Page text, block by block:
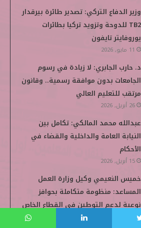
وزير الدفاع التركي: تصدير طائرة بيرقدار
TB2 للدوحة وتزويد تركيا بطائرات
يوروفايتر تايفون
11 مايو, 2026
د. حارب الجابري: لا زيادة في رسوم
الجامعات بدون موافقة رسمية.. وقانون
مرتقب للتعليم العالي
26 أبريل, 2026
عبدالله محمد المالكي: تكامل بين
النيابة العامة والداخلية والقضاء في
الأحكام
15 أبريل, 2026
خميس النعيمي وكيل وزارة العمل
المساعد: منظومة متكاملة بحوافز
نوعية لدعم التوطين في القطاع الخاص